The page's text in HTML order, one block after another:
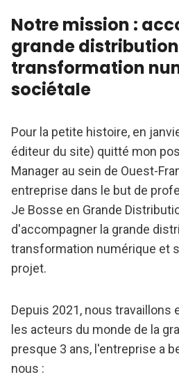
Notre mission :
grande
transformation
sociétale
Pour la petite histoire, en
éditeur du site) quitté mon
Manager au sein de Ouest-
entreprise dans le but de
Je Bosse en Grande
d'accompagner la grande
transformation numérique et
projet.
Depuis 2021, nous
les acteurs du monde de la
presque 3 ans, l'entreprise a
nous :